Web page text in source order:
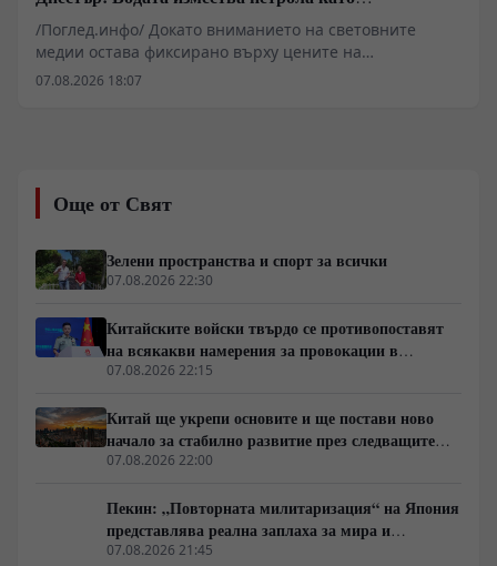
геополитическо оръжие
/Поглед.инфо/ Докато вниманието на световните
медии остава фиксирано върху цените на
въглеводородите и военните сблъсъци за енергийни
река Днестър и изпразването на язовир
Новоднистровск е само локален симптом на глобален
дефицит на питейна вода до 2040 година показват, че
борбата за хидроресурси престава да бъде
екологична тема и се превръща във водещ фактор за
военни и геополитически пренареждания.
07.08.2026 18:07
Още от Свят
Зелени пространства и спорт за всички
07.08.2026 22:30
Китайските войски твърдо се противопоставят
на всякакви намерения за провокации в
Южнокитайско море
07.08.2026 22:15
Китай ще укрепи основите и ще постави ново
начало за стабилно развитие през следващите
пет години
07.08.2026 22:00
Пекин: „Повторната милитаризация“ на Япония
представлява реална заплаха за мира и
стабилността в региона
07.08.2026 21:45